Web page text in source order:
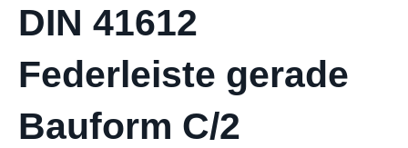
DIN 41612
Federleiste gerade
Bauform C/2